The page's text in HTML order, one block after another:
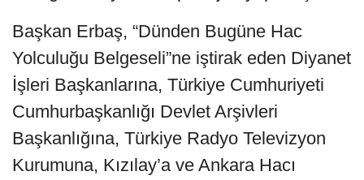
Başkan Erbaş, “Dünden Bugüne Hac
Yolculuğu Belgeseli”ne iştirak eden Diyanet
İşleri Başkanlarına, Türkiye Cumhuriyeti
Cumhurbaşkanlığı Devlet Arşivleri
Başkanlığına, Türkiye Radyo Televizyon
Kurumuna, Kızılay’a ve Ankara Hacı